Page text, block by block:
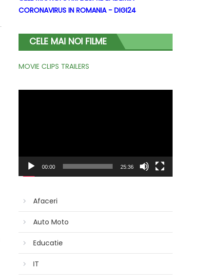
CORONAVIRUS IN ROMANIA - DIGI24
CELE MAI NOI FILME
MOVIE CLIPS TRAILERS
00:00 25:36
Afaceri
Auto Moto
Educatie
IT